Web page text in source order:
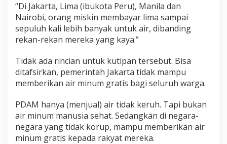
“Di Jakarta, Lima (ibukota Peru), Manila dan
Nairobi, orang miskin membayar lima sampai
sepuluh kali lebih banyak untuk air, dibanding
rekan-rekan mereka yang kaya.”
Tidak ada rincian untuk kutipan tersebut. Bisa
ditafsirkan, pemerintah Jakarta tidak mampu
memberikan air minum gratis bagi seluruh warga.
PDAM hanya (menjual) air tidak keruh. Tapi bukan
air minum manusia sehat. Sedangkan di negara-
negara yang tidak korup, mampu memberikan air
minum gratis kepada rakyat mereka.